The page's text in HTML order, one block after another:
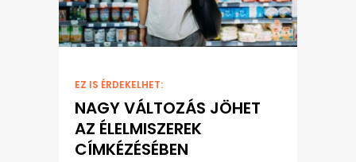
EZ IS ÉRDEKELHET:
NAGY VÁLTOZÁS JÖHET
AZ ÉLELMISZEREK
CÍMKÉZÉSÉBEN